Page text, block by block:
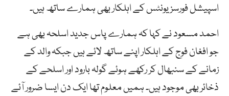
اسپیشل فورسز یونٹس کے اہلکار بھی ہمارے ساتھ ہیں۔
احمد مسعود نے کہا کہ ہمارے پاس جدید اسلحہ بھی ہے
جو افغان فوج کے اہلکار اپنے ساتھ لائے ہیں جبکہ والد کے
زمانے کے سنبھال کر رکھے ہوئے گولہ بارود اور اسلحے کے
ذخائر بھی موجود ہیں۔ ہمیں معلوم تھا ایک دن ایسا ضرور آئے